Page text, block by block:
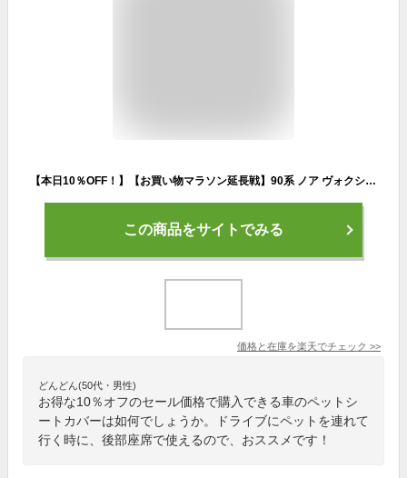
【本日10％OFF！】【お買い物マラソン延長戦】90系 ノア ヴォクシー 8人乗り 適合 シートカバー リア 防水 後部座席用 ペットシート [1枚] ペット 汚れ 雨 シート 新車 90NOAH 90VOXY カスタム 内装 パーツ アクセサリー[2]
この商品をサイトでみる
価格と在庫を楽天でチェック >>
どんどん(50代・男性)
お得な10％オフのセール価格で購入できる車のペットシ
ートカバーは如何でしょうか。ドライブにペットを連れて
行く時に、後部座席で使えるので、おススメです！